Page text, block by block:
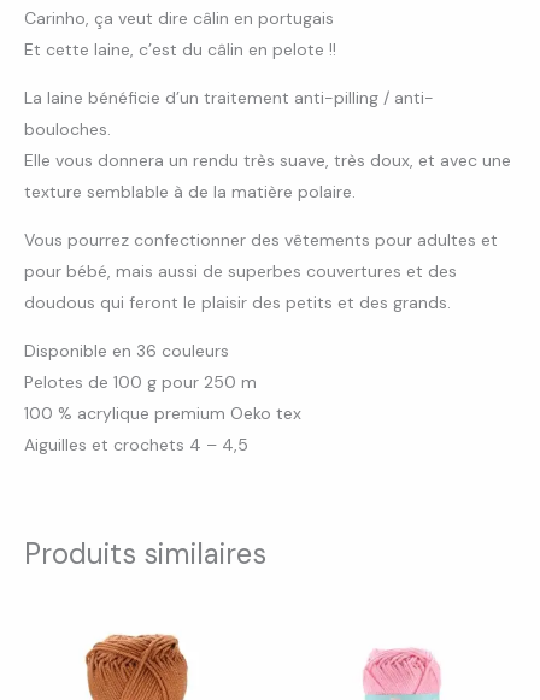
Carinho, ça veut dire câlin en portugais
Et cette laine, c’est du câlin en pelote !!
La laine bénéficie d’un traitement anti-pilling / anti-
bouloches.
Elle vous donnera un rendu très suave, très doux, et avec une
texture semblable à de la matière polaire.
Vous pourrez confectionner des vêtements pour adultes et
pour bébé, mais aussi de superbes couvertures et des
doudous qui feront le plaisir des petits et des grands.
Disponible en 36 couleurs
Pelotes de 100 g pour 250 m
100 % acrylique premium Oeko tex
Aiguilles et crochets 4 – 4,5
Produits similaires